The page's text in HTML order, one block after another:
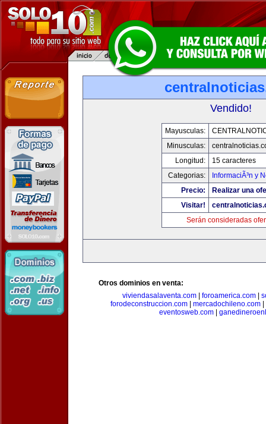
Vendido!
Mayusculas:
Minusculas:
Longitud:
15 caracteres
Categorias:
InformaciÃ³n y
Precio:
Realizar una
Visitar!
Serán consideradas
Otros dominios en venta:
viviendasalaventa.com| foroamerica.com|
forodeconstruccion.com
mercadochileno.com
eventosweb.com|